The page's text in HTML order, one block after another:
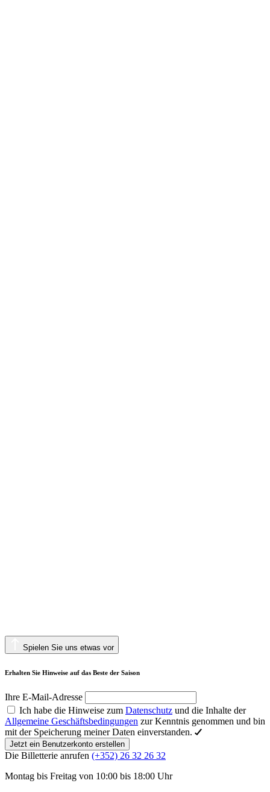
Spielen Sie uns etwas vor
Erhalten Sie Hinweise auf das Beste der Saison
Ihre E-Mail-Adresse
Ich habe die Hinweise zum Datenschutz und die Inhalte der
Allgemeine Geschäftsbedingungen zur Kenntnis genommen und bin
mit der Speicherung meiner Daten einverstanden.
Jetzt ein Benutzerkonto erstellen
Die Billetterie anrufen (+352) 26 32 26 32
Montag bis Freitag von 10:00 bis 18:00 Uhr